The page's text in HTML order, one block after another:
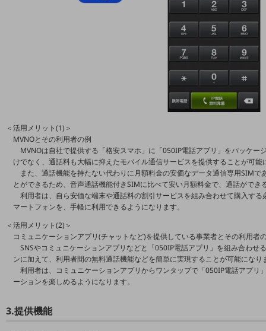
業務支援・マーケティング
災害対策
職場環境整備
地域共創・地方創生
セキュリティ対策
遠隔監視
顧客体験（CX）改善
自動化・省電化
業種・業態で探す
業種・業態で探すTOP
＜活用メリット(1)＞
MVNOとその利用者の例
MVNOは自社で提供する「格安スマホ」に「050IP電話アプリ」をパッケー
けでなく、通話料も大幅に抑えたモバイル通信サービスを提供することが可能
また、通話機能を持たない代わりに月額料金の安価なデータ通信専用SIM
とができるため、音声通話機能付きSIMに比べて安い月額料金で、通話がで
利用者は、自ら安価な端末や通話料の割引サービスを組み合わせて購入す
マートフォンを、手軽に利用できるようになります。
＜活用メリット(2)＞
コミュニケーションアプリ(チャットなど)を提供している事業者とその利用者
SNSやコミュニケーションアプリなどと「050IP電話アプリ」を組み合わせ
ンに加えて、利用者間の無料通話機能などを簡単に実現することが可能になり
利用者は、コミュニケーションアプリからワンタップで「050IP電話アプリ
ーションを楽しめるようになります。
3.提供機能